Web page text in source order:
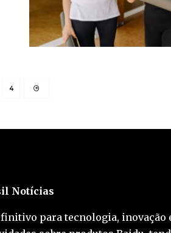
4
Notícias
para tecnologia,